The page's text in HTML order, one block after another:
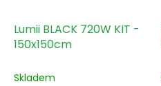
Lumii BLACK 720W KIT -
150x150cm
Skladem